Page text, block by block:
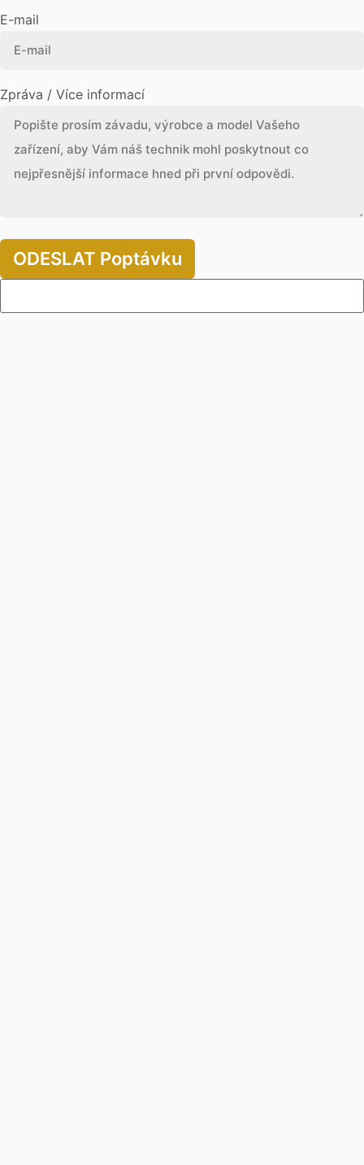
E-mail
Zpráva / Více informací
ODESLAT Poptávku